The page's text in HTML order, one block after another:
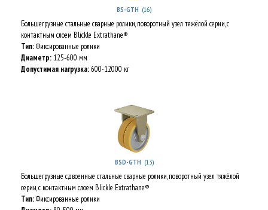
BS-GTH (16)
Большегрузные стальные сварные ролики, поворотный узел тяжёлой серии, с
контактным слоем Blickle Extrathane®
Тип:Фиксированные ролики
Диаметр: 125-600 мм
Допустимая нагрузка:600-12000 кг
BSD-GTH (13)
Большегрузные сдвоенные стальные сварные ролики, поворотный узел тяжёлой
серии, с контактным слоем Blickle Extrathane®
Тип:Фиксированные ролики